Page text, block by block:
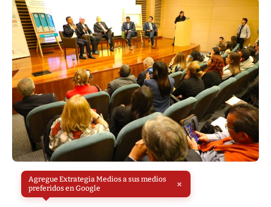
Agregue Extrategia Medios a sus medios
preferidos en Google
×